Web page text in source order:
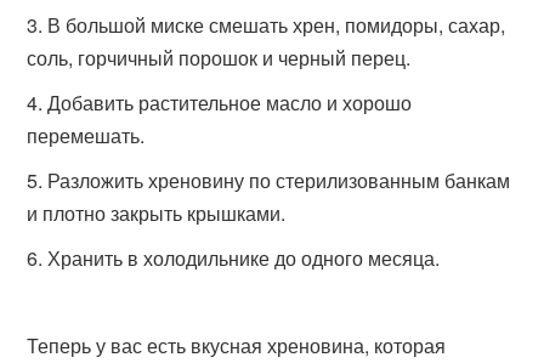
В большой миске смешать хрен, помидоры, сахар,
соль, горчичный порошок и черный перец.
Добавить растительное масло и хорошо
перемешать.
Разложить хреновину по стерилизованным банкам
и плотно закрыть крышками.
Хранить в холодильнике до одного месяца.
Теперь у вас есть вкусная хреновина, которая